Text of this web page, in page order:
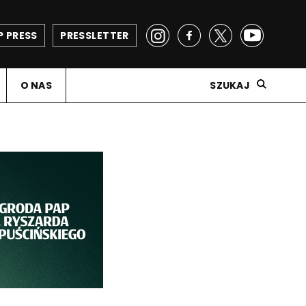
PRESSLETTER
PRESS
O NAS SZUKAJ